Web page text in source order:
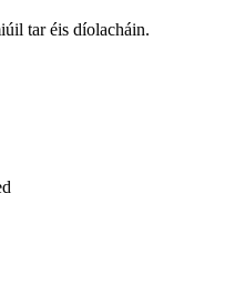
tar éis díolacháin.